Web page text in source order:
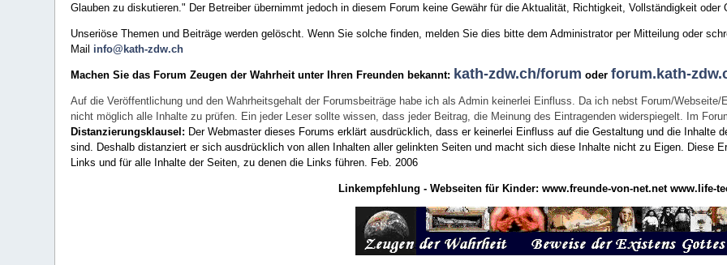
Glauben zu diskutieren." Der Betreiber übernimmt jedoch in diesem Forum keine Gewähr für die Aktualität, Richtigkeit, Vollständigkeit
Unseriöse Themen und Beiträge werden gelöscht. Wenn Sie solche finden, melden Sie dies bitte dem Administrator per Mitteilung oder
Mail info@kath-zdw.ch
Machen Sie das Forum Zeugen der Wahrheit unter Ihren Freunden bekannt: kath-zdw.ch/forum oderforum.kath-
Auf die Veröffentlichung und den Wahrheitsgehalt der Forumsbeiträge habe ich als Admin keinerlei Einfluss. Da ich nebst Forum/
nicht möglich alle Inhalte zu prüfen. Ein jeder Leser sollte wissen, dass jeder Beitrag, die Meinung des Eintragenden widerspiegelt. Im
Distanzierungsklausel: Der Webmaster dieses Forums erklärt ausdrücklich, dass er keinerlei Einfluss auf die Gestaltung und die Inhalte
sind. Deshalb distanziert er sich ausdrücklich von allen Inhalten aller gelinkten Seiten und macht sich diese Inhalte nicht zu Eigen. Diese
Links und für alle Inhalte der Seiten, zu denen die Links führen. Feb. 2006
Linkempfehlung - Webseiten für Kinder: www.freunde-von-net.net www.life-